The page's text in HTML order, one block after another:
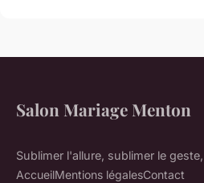
Salon Mariage Menton
Sublimer l'allure, sublimer le
AccueilMentions légalesContact